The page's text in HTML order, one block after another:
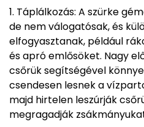
Táplálkozás: A szürke
de nem válogatósak, és
elfogyasztanak, például
és apró emlősöket. Nagy
csőrük segítségével
csendesen lesnek a
majd hirtelen leszúrják
megragadják